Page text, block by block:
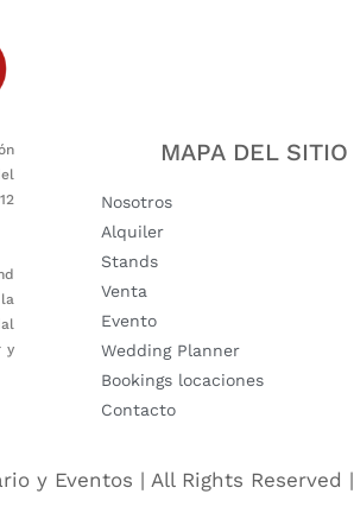
y
MAPA DEL SITIO
Nosotros
Alquiler
Stands
Venta
Evento
Wedding Planner
Bookings locaciones
Contacto
y Eventos | All Rights Reserved |